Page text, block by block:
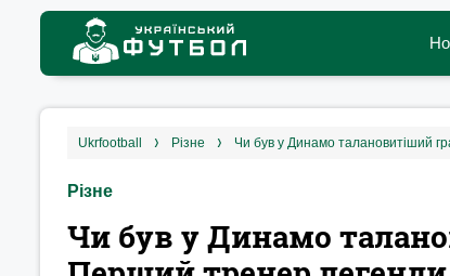
ukrfootball різне Чи був у Динамо талановитіший
Різне
Чи був у Динамо